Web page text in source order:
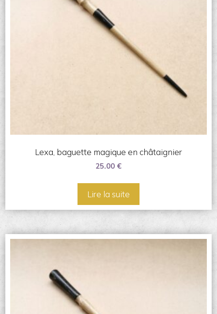
Lexa, baguette magique en châtaignier
25.00 €
Lire la suite